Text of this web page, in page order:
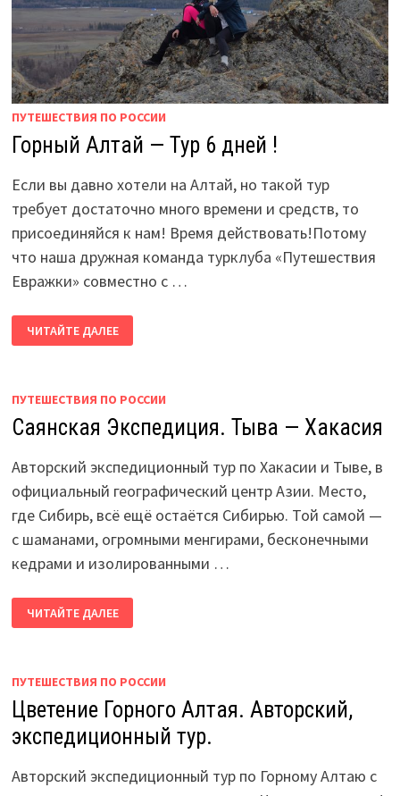
ПУТЕШЕСТВИЯ ПО РОССИИ
Горный Алтай — Тур 6 дней !
Если вы давно хотели на Алтай, но такой тур
требует достаточно много времени и средств, то
присоединяйся к нам! Время действовать!Потому
что наша дружная команда турклуба «Путешествия
Евражки» совместно с …
ГОРНЫЙ
АЛТАЙ
—
ЧИТАЙТЕ ДАЛЕЕ
ПУТЕШЕСТВИЯ ПО РОССИИ
Саянская Экспедиция. Тыва — Хакасия
Авторский экспедиционный тур по Хакасии и Тыве, в
официальный географический центр Азии. Место,
где Сибирь, всё ещё остаётся Сибирью. Той самой —
с шаманами, огромными менгирами, бесконечными
кедрами и изолированными …
САЯНСКАЯ
ЭКСПЕДИЦИЯ.
ТЫВА
ЧИТАЙТЕ ДАЛЕЕ
ПУТЕШЕСТВИЯ ПО РОССИИ
Цветение Горного Алтая. Авторский,
экспедиционный тур.
Авторский экспедиционный тур по Горному Алтаю с